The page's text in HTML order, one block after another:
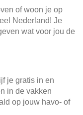
of woon je op
Nederland! Je
wat voor jou de
je gratis in en
in de vakken
op jouw havo- of